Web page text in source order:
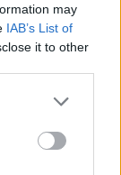
may
IAB’s List of
it to other
da kovid-19
poremećaja